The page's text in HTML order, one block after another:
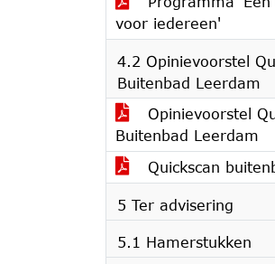
voor iedereen'
4.2 Opinievoorstel
Buitenbad Leerdam
Opinievoorstel
Buitenbad Leerdam
Quickscan
5 Ter advisering
5.1 Hamerstukken